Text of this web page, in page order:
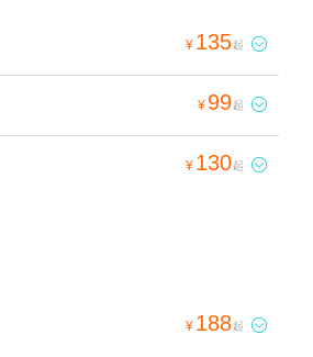
¥ 135起 
¥ 99起 
¥ 130起 
¥ 188起 